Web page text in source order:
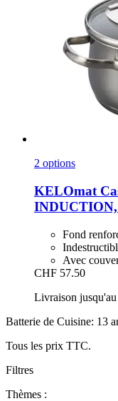
2 options
KELOmat
INDUCTION,
Fond
Avec
CHF 57.50
Livraison
Batterie de Cuisine: 13
Tous les prix TTC.
Filtres
Thèmes :